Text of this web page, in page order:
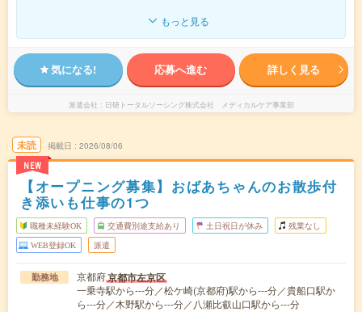
もっと見る
気になる! 応募へ進む 詳しく見る
派遣会社 日研トータルソーシング株式会社 メディカルケア事業部
未読
NEW
掲載日 2026/08/06
【オープニング募集】おばあちゃんのお散歩付
き添いも仕事の1つ
職種未経験OK 交通費別途支給あり 土日祝日が休み 残業なし
WEB登録OK 派遣
勤務地 京都府京都市左京区
一乗寺駅から---分／松ケ崎(京都府)駅から---分／貴船口駅か
ら---分／木野駅から---分／八瀬比叡山口駅から---分